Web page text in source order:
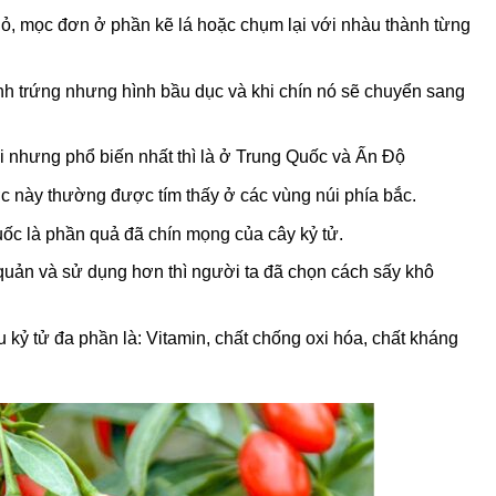
mọc đơn ở phần kẽ lá hoặc chụm lại với nhàu thành từng
trứng nhưng hình bầu dục và khi chín nó sẽ chuyển sang
phổ biến nhất thì là ở Trung Quốc và Ấn Độ
này thường được tím thấy ở các vùng núi phía bắc.
là phần quả đã chín mọng của cây kỷ tử.
và sử dụng hơn thì người ta đã chọn cách sấy khô
kỷ tử đa phần là: Vitamin, chất chống oxi hóa, chất kháng